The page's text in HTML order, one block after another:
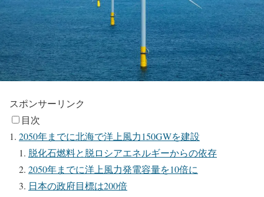
スポンサーリンク
目次
2050年までに北海で洋上風力150GWを建設
脱化石燃料と脱ロシアエネルギーからの依存
2050年までに洋上風力発電容量を10倍に
日本の政府目標は200倍